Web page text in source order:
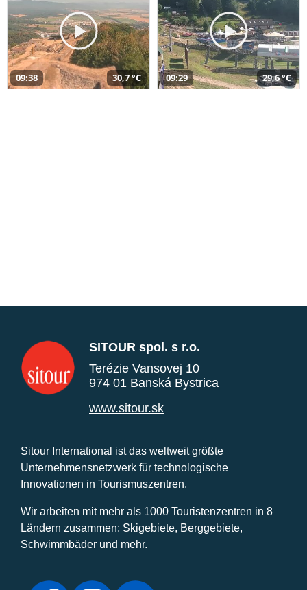
09:38 30,7 °C 09:29 29,6 °C
SITOUR spol. s r.o.
Terézie Vansovej 10
974 01 Banská Bystrica
www.sitour.sk
Sitour International ist das weltweit größte
Unternehmensnetzwerk für technologische
Innovationen in Tourismuszentren.
Wir arbeiten mit mehr als 1000 Touristenzentren in 8
Ländern zusammen: Skigebiete, Berggebiete,
Schwimmbäder und mehr.